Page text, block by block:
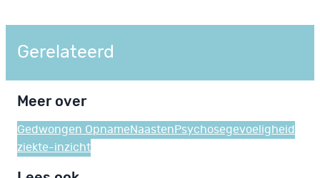
Gerelateerd
Meer over
Gedwongen Opname Naasten Psychosegevoeligheid
ziekte-inzicht